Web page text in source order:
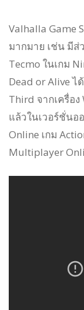
Valhalla Game
มากมาย เช่น มีส่
Tecmo ในเกม
Dead or Alive ไ
Third จากเครื่อ
แล้วในเวอร์ชั่นอ
Online เกม
Multiplayer